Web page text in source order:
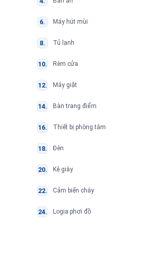
Máy hút mùi
Tủ lạnh
Rèm cửa
Máy giặt
Bàn trang điểm
Thiết bị phòng tắm
Đèn
Kệ giày
Cảm biến cháy
Logia phơi đồ